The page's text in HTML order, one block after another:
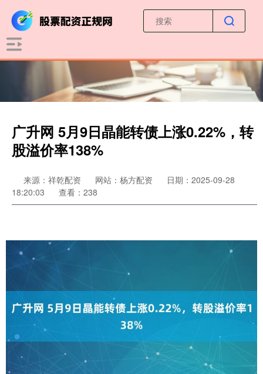
广升网 5月9日晶能转债上涨0.22%，转
股溢价率138%
来源：祥乾配资 网站：杨方配资
日期：2025-09-28
18:20:03
查看：238